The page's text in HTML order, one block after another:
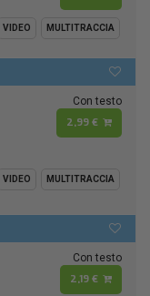
VIDEO MULTITRACCIA
Con testo
2,99 €
VIDEO MULTITRACCIA
Con testo
2,19 €